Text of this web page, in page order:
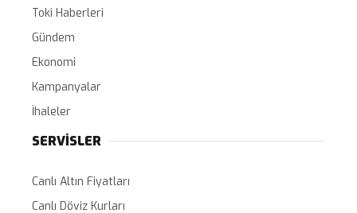
Toki Haberleri
Gündem
Ekonomi
Kampanyalar
İhaleler
SERVİSLER
Canlı Altın Fiyatları
Canlı Döviz Kurları